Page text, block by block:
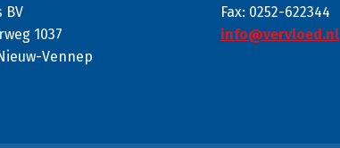
BV
1037
Vennep
Fax: 0252-622344
info@vervloed.nl